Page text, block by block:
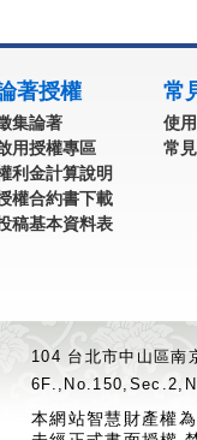
著授權
集論著
用授權專區
利金計算說明
權合約書下載
稿基本資料表
常
使
常
104 台北市中山區
本網站智慧財產權